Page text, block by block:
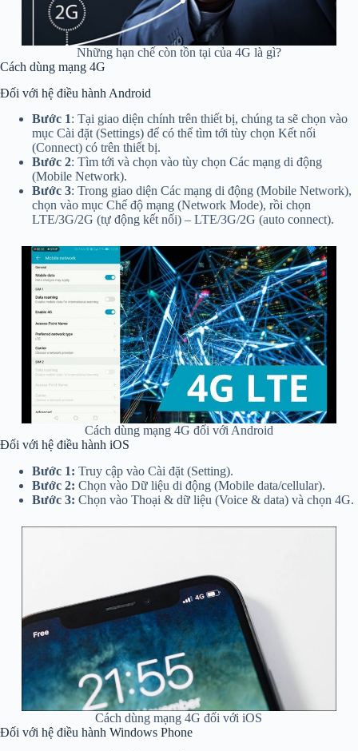
Những hạn chế còn tồn tại của 4G là gì?
Cách dùng mạng 4G
Đối với hệ điều hành Android
Bước 1: Tại giao diện chính trên thiết bị, chúng ta sẽ chọn vào
mục Cài đặt (Settings) để có thể tìm tới tùy chọn Kết nối
(Connect) có trên thiết bị.
Bước 2: Tìm tới và chọn vào tùy chọn Các mạng di động
(Mobile Network).
Bước 3: Trong giao diện Các mạng di động (Mobile Network),
chọn vào mục Chế độ mạng (Network Mode), rồi chọn
LTE/3G/2G (tự động kết nối) – LTE/3G/2G (auto connect).
Cách dùng mạng 4G đối với Android
Đối với hệ điều hành iOS
Bước 1: Truy cập vào Cài đặt (Setting).
Bước 2: Chọn vào Dữ liệu di động (Mobile data/cellular).
Bước 3: Chọn vào Thoại & dữ liệu (Voice & data) và chọn 4G.
Cách dùng mạng 4G đối với iOS
Đối với hệ điều hành Windows Phone